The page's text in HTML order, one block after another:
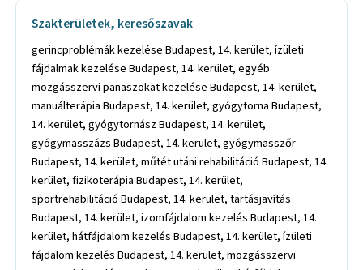
Szakterületek, keresőszavak
gerincproblémák kezelése Budapest, 14. kerület, ízületi
fájdalmak kezelése Budapest, 14. kerület, egyéb
mozgásszervi panaszokat kezelése Budapest, 14. kerület,
manuálterápia Budapest, 14. kerület, gyógytorna Budapest,
14. kerület, gyógytornász Budapest, 14. kerület,
gyógymasszázs Budapest, 14. kerület, gyógymasszőr
Budapest, 14. kerület, műtét utáni rehabilitáció Budapest, 14.
kerület, fizikoterápia Budapest, 14. kerület,
sportrehabilitáció Budapest, 14. kerület, tartásjavítás
Budapest, 14. kerület, izomfájdalom kezelés Budapest, 14.
kerület, hátfájdalom kezelés Budapest, 14. kerület, ízületi
fájdalom kezelés Budapest, 14. kerület, mozgásszervi